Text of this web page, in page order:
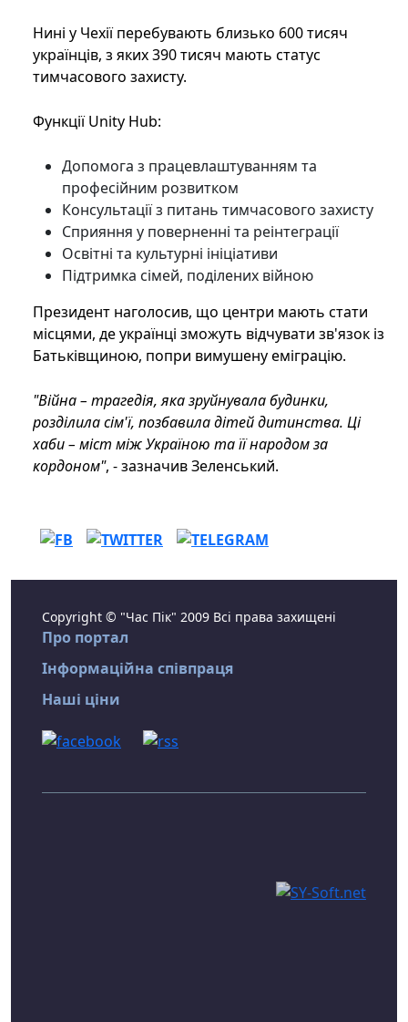
Нині у Чехії перебувають близько 600 тисяч
українців, з яких 390 тисяч мають статус
тимчасового захисту.
Функції Unity Hub:
Допомога з працевлаштуванням та
професійним розвитком
Консультації з питань тимчасового захисту
Сприяння у поверненні та реінтеграції
Освітні та культурні ініціативи
Підтримка сімей, поділених війною
Президент наголосив, що центри мають стати
місцями, де українці зможуть відчувати зв'язок із
Батьківщиною, попри вимушену еміграцію.
"Війна – трагедія, яка зруйнувала будинки,
розділила сім'ї, позбавила дітей дитинства. Ці
хаби – міст між Україною та її народом за
кордоном", - зазначив Зеленський.
Copyright © "Час Пік" 2009 Всі права захищені
Про портал
Інформаційна співпраця
Наші ціни